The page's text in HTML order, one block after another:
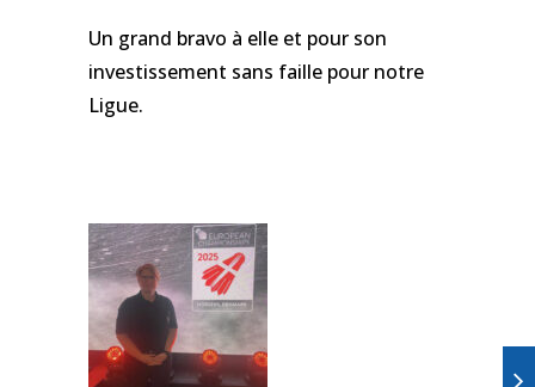
Un grand bravo à elle et pour son
investissement sans faille pour notre
Ligue.